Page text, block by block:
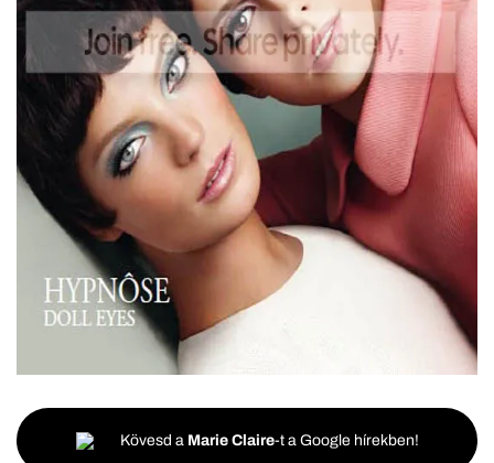
Kövesd a Marie Claire-t a Google hírekben!